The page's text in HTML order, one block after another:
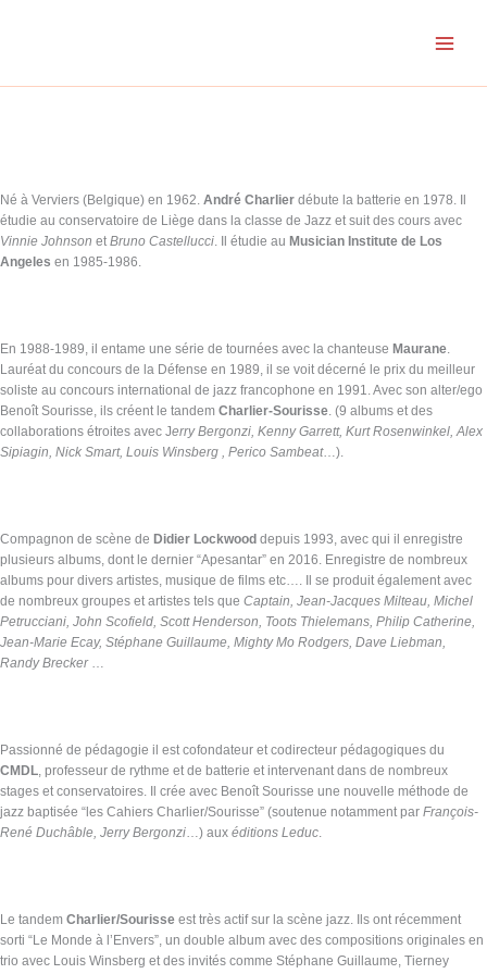
Né à Verviers (Belgique) en 1962. André Charlier débute la batterie en 1978. Il
étudie au conservatoire de Liège dans la classe de Jazz et suit des cours avec
Vinnie Johnson etBruno Castellucci. Il étudie au Musician Institute de Los
Angeles en 1985-1986.
En 1988-1989, il entame une série de tournées avec la chanteuse Maurane.
Lauréat du concours de la Défense en 1989, il se voit décerné le prix du meilleur
soliste au concours international de jazz francophone en 1991. Avec son alter/ego
Benoît Sourisse, ils créent le tandem Charlier-Sourisse. (9 albums et des
collaborations étroites avec Jerry Bergonzi, Kenny Garrett, Kurt Rosenwinkel, Alex
Sipiagin, Nick Smart, Louis Winsberg , Perico Sambeat…).
Compagnon de scène de Didier Lockwood depuis 1993, avec qui il enregistre
plusieurs albums, dont le dernier “Apesantar” en 2016. Enregistre de nombreux
albums pour divers artistes, musique de films etc…. Il se produit également avec
de nombreux groupes et artistes tels que Captain, Jean-Jacques Milteau, Michel
Petrucciani, John Scofield, Scott Henderson, Toots Thielemans, Philip Catherine,
Jean-Marie Ecay, Stéphane Guillaume, Mighty Mo Rodgers, Dave Liebman,
Randy Brecker…
Passionné de pédagogie il est cofondateur et codirecteur pédagogiques du
CMDL, professeur de rythme et de batterie et intervenant dans de nombreux
stages et conservatoires. Il crée avec Benoît Sourisse une nouvelle méthode de
jazz baptisée “les Cahiers Charlier/Sourisse” (soutenue notamment par François-
René Duchâble, Jerry Bergonzi…) aux éditions Leduc.
Le tandem Charlier/Sourisse est très actif sur la scène jazz. Ils ont récemment
sorti “Le Monde à l’Envers”, un double album avec des compositions originales en
trio avec Louis Winsberg et des invités comme Stéphane Guillaume, Tierney